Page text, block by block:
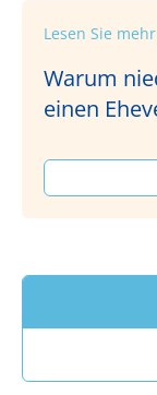
Lesen Sie
Warum
einen